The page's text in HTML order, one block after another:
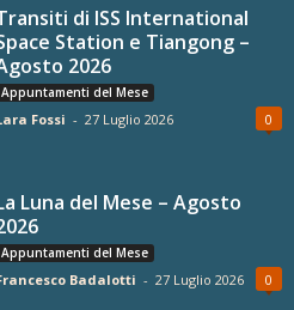
di ISS International
Station e Tiangong –
2026
Appuntamenti del Mese
Fossi - 27 Luglio 2026 0
Luna del Mese – Agosto
Appuntamenti del Mese
Badalotti - 27 Luglio 2026 0